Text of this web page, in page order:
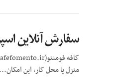
سفارش آنلاین
منزل یا محل کار، این امکان...